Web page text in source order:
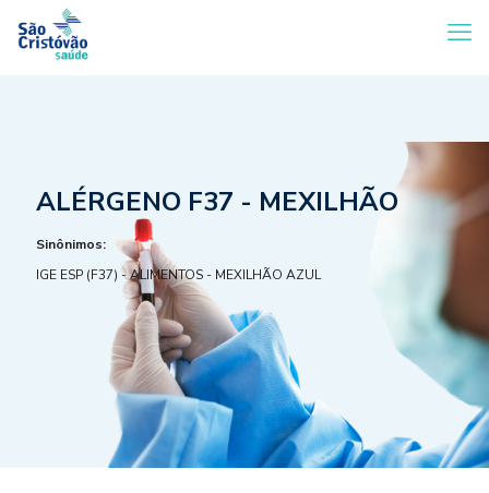
ALÉRGENO F37 - MEXILHÃO
Sinônimos:
IGE ESP (F37) - ALIMENTOS - MEXILHÃO AZUL